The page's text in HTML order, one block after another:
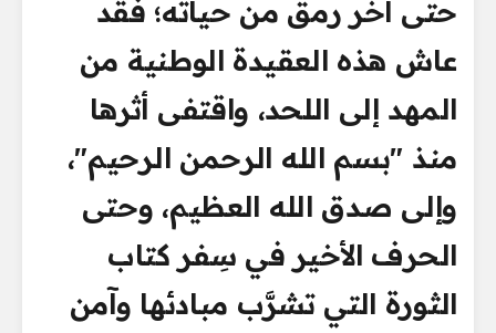
حتى آخر رمق من حياته؛ فقد
عاش هذه العقيدة الوطنية من
المهد إلى اللحد، واقتفى أثرها
منذ "بسم الله الرحمن الرحيم"،
وإلى صدق الله العظيم، وحتى
الحرف الأخير في سِفر كتاب
الثورة التي تشرَّب مبادئها وآمن